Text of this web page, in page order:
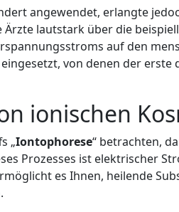
angewendet, erlangte
lautstark über die
auf den
von denen der erste
ionischen
„Iontophorese“ betrachten,
Prozesses ist elektrischer
es Ihnen, heilende